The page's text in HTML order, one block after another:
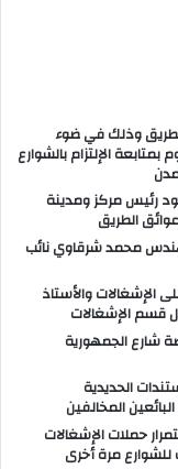
وذلك في ضوء
الإلتزام بالشوارع
رئيس مركز ومدينة
الطريق
محمد شرقاوي نائب
الإشغالات والأستاذ
الإشغالات
شارع الجمهورية
الحديدية
المخالفين
حملات الإشغالات
مرة أخرى